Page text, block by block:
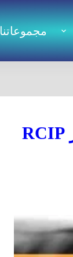
مجموعاتنا
الهجرة إلى سودبيري أونتاريو فرص العمل والتقديم عبر RCIP